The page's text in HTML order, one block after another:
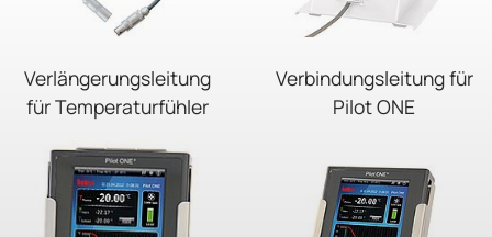
Verlängerungsleitung
für Temperaturfühler
Verbindungsleitung für
Pilot ONE